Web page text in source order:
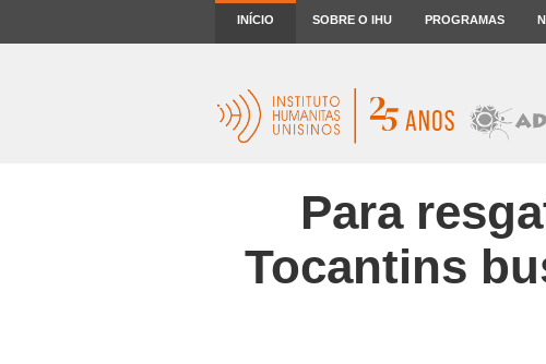
INÍCIO SOBRE O IHU PROGRAMAS
Para
Tocantins